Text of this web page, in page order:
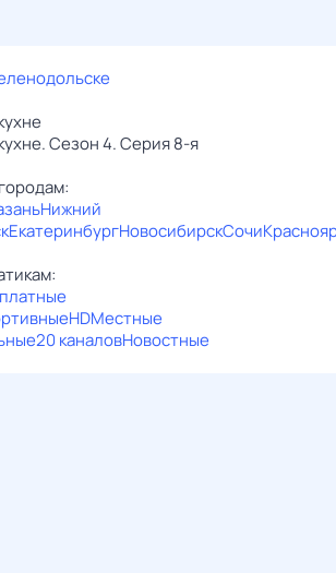
Сезон 4. Серия 8-я
Нижний
ЕкатеринбургНовосибирскСочи
HDМестные
20 каналовНовостные